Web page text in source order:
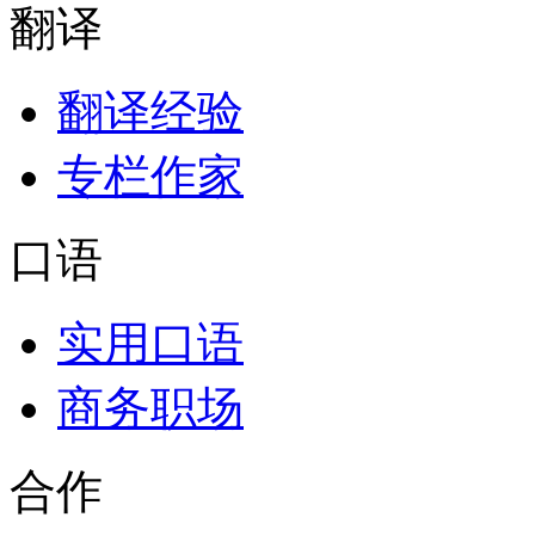
翻译
翻译经验
专栏作家
口语
实用口语
商务职场
合作